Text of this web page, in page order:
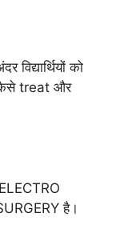
को
कैसे treat और
है।